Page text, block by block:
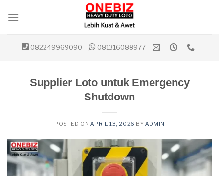
082249969090 081316088977
Supplier Loto untuk Emergency
Shutdown
POSTED ON APRIL 13, 2026 BY ADMIN